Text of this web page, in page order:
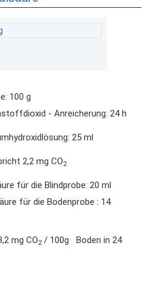
100 g
- Anreicherung: 24 h
25 ml
2,2 mg CO2
für die Blindprobe: 20 ml
für die Bodenprobe : 14
mg CO2 / 100g Boden in 24